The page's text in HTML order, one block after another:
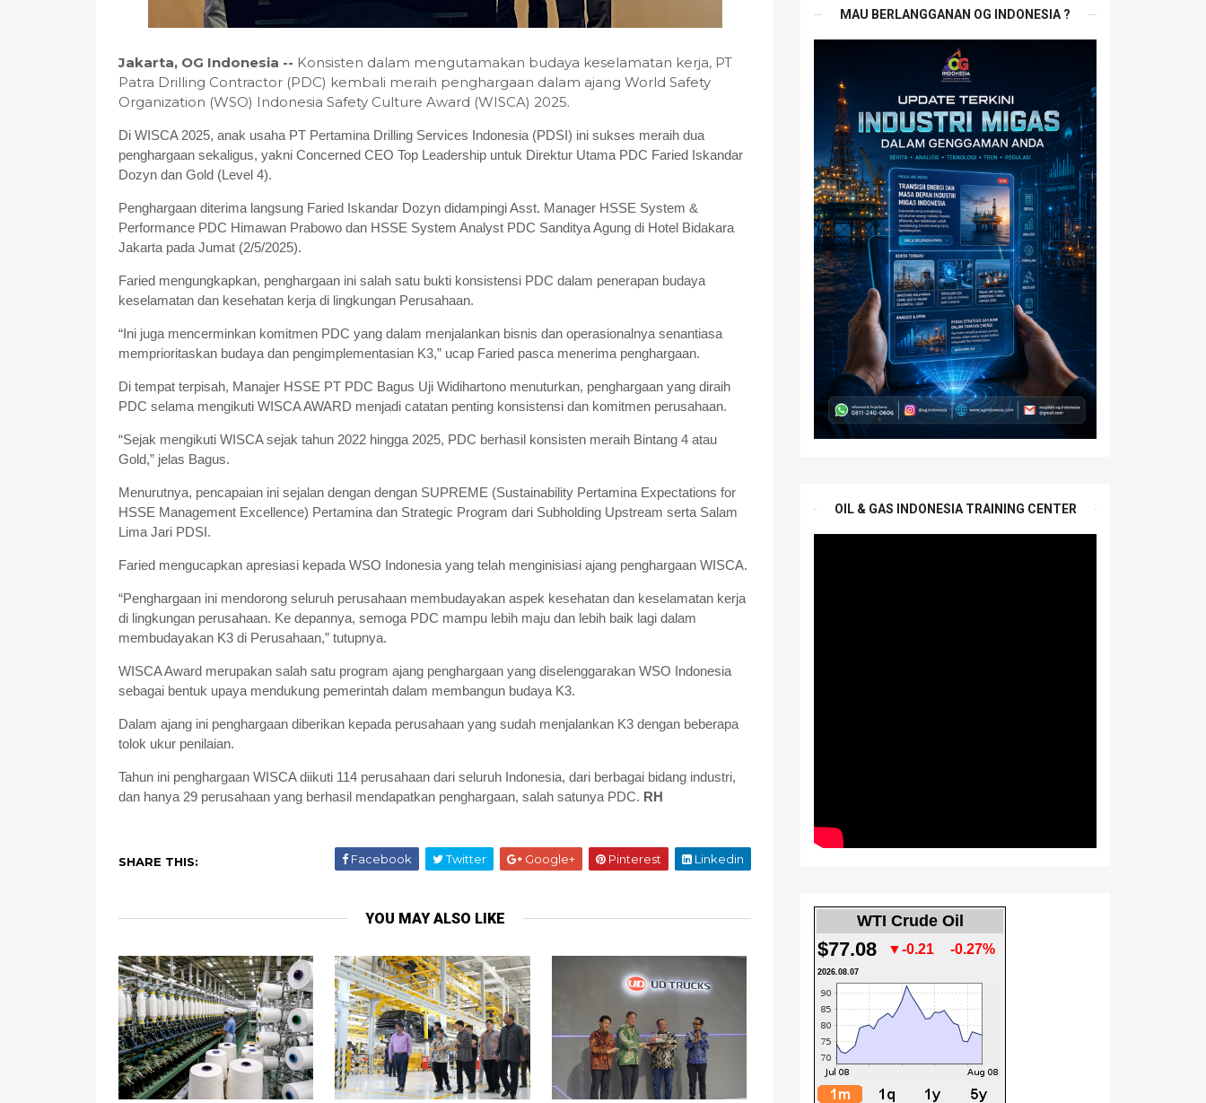
Jakarta, OG Indonesia -- Konsisten dalam mengutamakan budaya keselamatan kerja, PT
Patra Drilling Contractor (PDC) kembali meraih penghargaan dalam ajang World Safety
Organization (WSO) Indonesia Safety Culture Award (WISCA) 2025.
Di WISCA 2025, anak usaha PT Pertamina Drilling Services Indonesia (PDSI) ini sukses meraih dua
penghargaan sekaligus, yakni Concerned CEO Top Leadership untuk Direktur Utama PDC Faried Iskandar
Dozyn dan Gold (Level 4).
Penghargaan diterima langsung Faried Iskandar Dozyn didampingi Asst. Manager HSSE System &
Performance PDC Himawan Prabowo dan HSSE System Analyst PDC Sanditya Agung di Hotel Bidakara
Jakarta pada Jumat (2/5/2025).
Faried mengungkapkan, penghargaan ini salah satu bukti konsistensi PDC dalam penerapan budaya
keselamatan dan kesehatan kerja di lingkungan Perusahaan.
“Ini juga mencerminkan komitmen PDC yang dalam menjalankan bisnis dan operasionalnya senantiasa
memprioritaskan budaya dan pengimplementasian K3,” ucap Faried pasca menerima penghargaan.
Di tempat terpisah, Manajer HSSE PT PDC Bagus Uji Widihartono menuturkan, penghargaan yang diraih
PDC selama mengikuti WISCA AWARD menjadi catatan penting konsistensi dan komitmen perusahaan.
“Sejak mengikuti WISCA sejak tahun 2022 hingga 2025, PDC berhasil konsisten meraih Bintang 4 atau
Gold,” jelas Bagus.
Menurutnya, pencapaian ini sejalan dengan dengan SUPREME (Sustainability Pertamina Expectations for
HSSE Management Excellence) Pertamina dan Strategic Program dari Subholding Upstream serta Salam
Lima Jari PDSI.
Faried mengucapkan apresiasi kepada WSO Indonesia yang telah menginisiasi ajang penghargaan WISCA.
“Penghargaan ini mendorong seluruh perusahaan membudayakan aspek kesehatan dan keselamatan kerja
di lingkungan perusahaan. Ke depannya, semoga PDC mampu lebih maju dan lebih baik lagi dalam
membudayakan K3 di Perusahaan,” tutupnya.
WISCA Award merupakan salah satu program ajang penghargaan yang diselenggarakan WSO Indonesia
sebagai bentuk upaya mendukung pemerintah dalam membangun budaya K3.
Dalam ajang ini penghargaan diberikan kepada perusahaan yang sudah menjalankan K3 dengan beberapa
tolok ukur penilaian.
Tahun ini penghargaan WISCA diikuti 114 perusahaan dari seluruh Indonesia, dari berbagai bidang industri,
dan hanya 29 perusahaan yang berhasil mendapatkan penghargaan, salah satunya PDC. RH
SHARE THIS: Facebook Twitter Google+ Pinterest Linkedin
YOU MAY ALSO LIKE
MAU BERLANGGANAN OG INDONESIA ?
OIL & GAS INDONESIA TRAINING CENTER
WTI Crude Oil
$77.08 ▼-0.21 -0.27%
2026.08.07